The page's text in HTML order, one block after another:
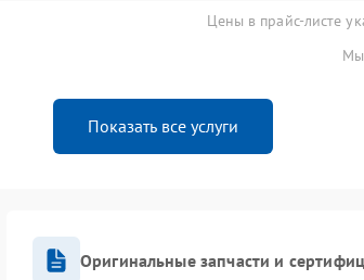
Цены в прайс-листе
Мы
Показать все услуги
Оригинальные запчасти и